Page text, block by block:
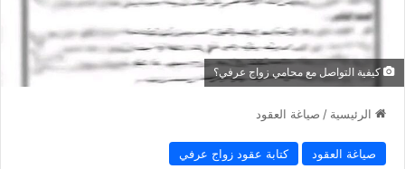
كيفية التواصل مع محامي زواج عرفي؟
الرئيسية / صياغة العقود
صياغة العقود كتابة عقود زواج عرفي